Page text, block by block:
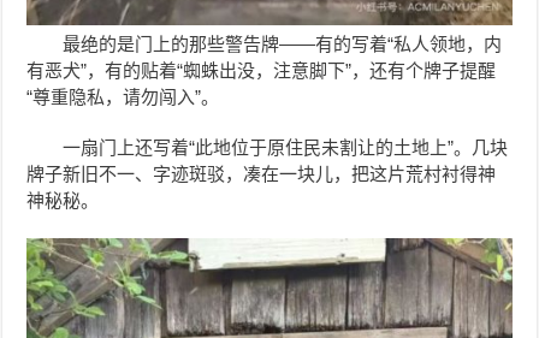
最绝的是门上的那些警告牌——有的写着“私人领地，内
有恶犬”，有的贴着“蜘蛛出没，注意脚下”，还有个牌子提醒
“尊重隐私，请勿闯入”。
一扇门上还写着“此地位于原住民未割让的土地上”。几块
牌子新旧不一、字迹斑驳，凑在一块儿，把这片荒村衬得神
神秘秘。